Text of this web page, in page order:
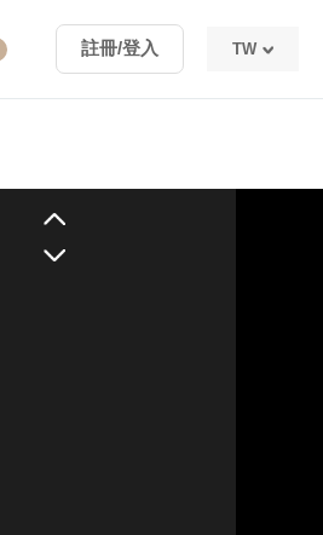
TW
TW
註冊/登入